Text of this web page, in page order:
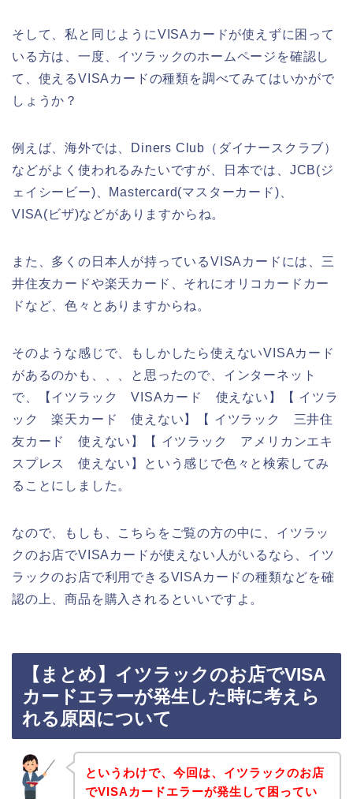
そして、私と同じようにVISAカードが使えずに困って
いる方は、一度、イツラックのホームページを確認し
て、使えるVISAカードの種類を調べてみてはいかがで
しょうか？
例えば、海外では、Diners Club（ダイナースクラブ）
などがよく使われるみたいですが、日本では、JCB(ジ
ェイシービー)、Mastercard(マスターカード)、
VISA(ビザ)などがありますからね。
また、多くの日本人が持っているVISAカードには、三
井住友カードや楽天カード、それにオリコカードカー
ドなど、色々とありますからね。
そのような感じで、もしかしたら使えないVISAカード
があるのかも、、、と思ったので、インターネット
で、【イツラック VISAカード 使えない】【 イツラ
ック 楽天カード 使えない】【 イツラック 三井住
友カード 使えない】【 イツラック アメリカンエキ
スプレス 使えない】という感じで色々と検索してみ
ることにしました。
なので、もしも、こちらをご覧の方の中に、イツラッ
クのお店でVISAカードが使えない人がいるなら、イツ
ラックのお店で利用できるVISAカードの種類などを確
認の上、商品を購入されるといいですよ。
【まとめ】イツラックのお店でVISA
カードエラーが発生した時に考えら
れる原因について
というわけで、今回は、イツラックのお店
でVISAカードエラーが発生して困ってい